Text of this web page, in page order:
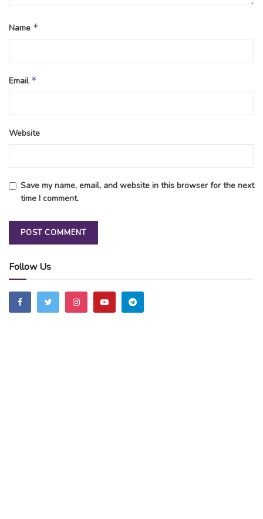
Name *
Email *
Website
Save my name, email, and website in this browser for the next
time I comment.
Follow Us